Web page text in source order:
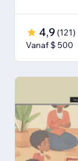
4,9 (121)
Vanaf $ 500